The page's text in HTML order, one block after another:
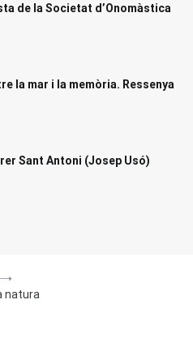
de la Societat d’Onomàstica
la mar i la memòria. Ressenya
Sant Antoni (Josep Usó)
natura